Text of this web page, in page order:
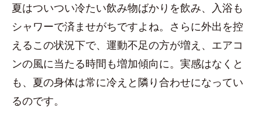
夏はついつい冷たい飲み物ばかりを飲み、入浴も
シャワーで済ませがちですよね。さらに外出を控
えるこの状況下で、運動不足の方が増え、エアコ
ンの風に当たる時間も増加傾向に。実感はなくと
も、夏の身体は常に冷えと隣り合わせになってい
るのです。